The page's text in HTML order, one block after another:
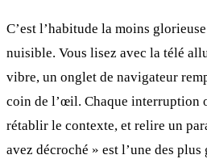
C’est l’habitude la moins
nuisible. Vous lisez avec la télé
vibre, un onglet de navigateur
coin de l’œil. Chaque interruption
rétablir le contexte, et relire un
avez décroché » est l’une des plus